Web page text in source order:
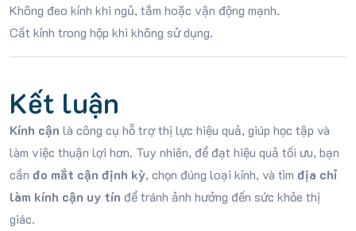
Không đeo kính khi ngủ, tắm hoặc vận động mạnh.
Cất kính trong hộp khi không sử dụng.
Kết luận
Kính cận là công cụ hỗ trợ thị lực hiệu quả, giúp học tập và
làm việc thuận lợi hơn. Tuy nhiên, để đạt hiệu quả tối ưu, bạn
cần đo mắt cận định kỳ, chọn đúng loại kính, và tìm địa chỉ
làm kính cận uy tín để tránh ảnh hưởng đến sức khỏe thị
giác.